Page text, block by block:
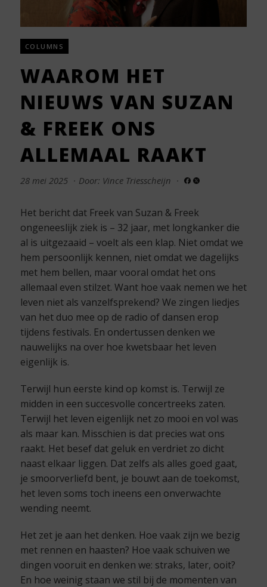
COLUMNS
WAAROM HET
NIEUWS VAN SUZAN
& FREEK ONS
ALLEMAAL RAAKT
28 mei 2025 · Door: Vince Triesscheijn ·
Het bericht dat Freek van Suzan & Freek
ongeneeslijk ziek is – 32 jaar, met longkanker die
al is uitgezaaid – voelt als een klap. Niet omdat we
hem persoonlijk kennen, niet omdat we dagelijks
met hem bellen, maar vooral omdat het ons
allemaal even stilzet. Want hoe vaak nemen we het
leven niet als vanzelfsprekend? We zingen liedjes
van het duo mee op de radio of dansen erop
tijdens festivals. En ondertussen denken we
nauwelijks na over hoe kwetsbaar het leven
eigenlijk is.
Terwijl hun eerste kind op komst is. Terwijl ze
midden in een succesvolle concertreeks zaten.
Terwijl het leven eigenlijk net zo mooi en vol was
als maar kan. Misschien is dat precies wat ons
raakt. Het besef dat geluk en verdriet zo dicht
naast elkaar liggen. Dat zelfs als alles goed gaat,
je smoorverliefd bent, je bouwt aan de toekomst,
het leven soms toch ineens een onverwachte
wending neemt.
Het zet je aan het denken. Hoe vaak zijn we bezig
met rennen en haasten? Hoe vaak schuiven we
dingen vooruit en denken we: straks, later, ooit?
En hoe weinig staan we stil bij de momenten van